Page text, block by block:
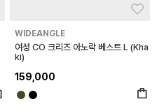
WIDEANGLE
여성 CO 크리즈 아노락 베스트 L (Kha
ki)
159,000